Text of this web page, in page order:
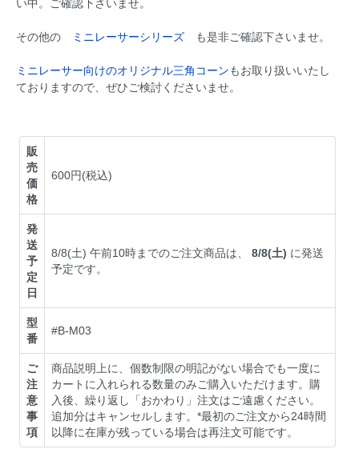
い中。ご確認下さいませ。
その他の ミニレーサーシリーズ も是非ご確認下さいませ。
ミニレーサー向けのオリジナル三角コーンもお取り扱いいたし
ておりますので、ぜひご検討くださいませ。
販
売
価
格
600円(税込)
発
送
予
定
日
8/8(土) 午前10時までのご注文商品は、8/8(土) に発送
予定です。
型
番
#B-M03
ご
注
意
事
項
商品説明上に、個数制限の明記がない場合でも一度に
カートに入れられる数量のみご購入いただけます。購
入後、繰り返し「おかわり」注文はご遠慮ください。
追加分はキャンセルします。*最初のご注文から24時間
以降に在庫が残っている場合は再注文可能です。